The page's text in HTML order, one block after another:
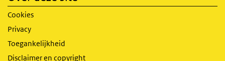
Cookies
Privacy
Toegankelijkheid
Disclaimer en copyright